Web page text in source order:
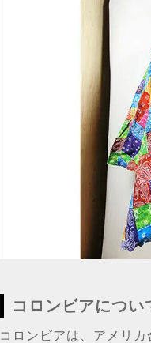
コロンビアについ
コロンビアは、アメリ